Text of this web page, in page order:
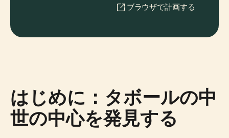
ブラウザで計画する
はじめに：タボールの中
世の中心を発見する